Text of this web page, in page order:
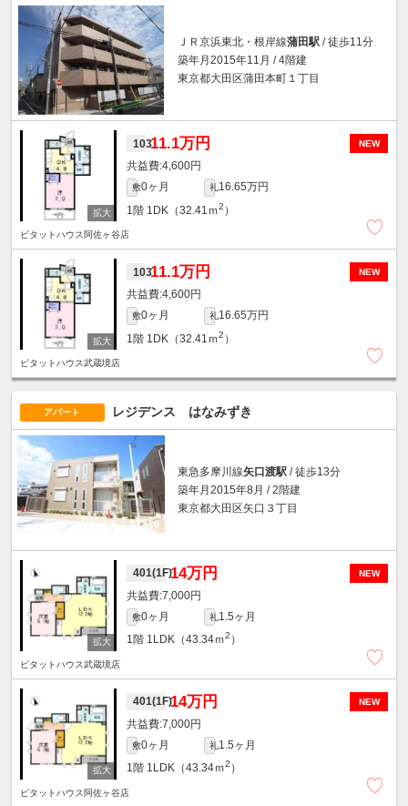
ＪＲ京浜東北・根岸線蒲田駅 / 徒歩11分
築年月2015年11月 / 4階建
東京都大田区蒲田本町１丁目
NEW
10311.1万円
4,600円
敷0ヶ月 礼16.65万円
1階 1DK（32.41ｍ2 ）
ピタットハウス阿佐ヶ谷店
NEW
10311.1万円
4,600円
敷0ヶ月 礼16.65万円
1階 1DK（32.41ｍ2 ）
ピタットハウス武蔵境店
アパート レジデンス はなみずき
東急多摩川線矢口渡駅 / 徒歩13分
築年月2015年8月 / 2階建
東京都大田区矢口３丁目
NEW
401(1F)14万円
7,000円
敷0ヶ月 礼1.5ヶ月
1階 1LDK（43.34ｍ2 ）
ピタットハウス武蔵境店
NEW
401(1F)14万円
7,000円
敷0ヶ月 礼1.5ヶ月
1階 1LDK（43.34ｍ2 ）
ピタットハウス阿佐ヶ谷店